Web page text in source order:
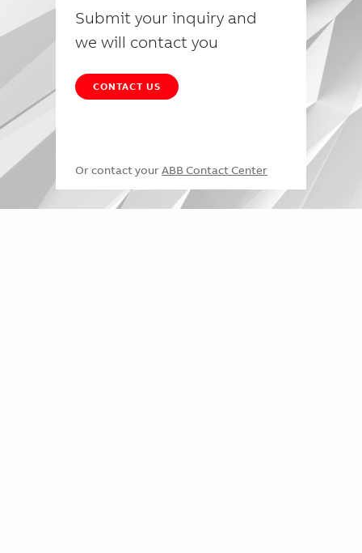
Submit your inquiry and
we will contact you
CONTACT US
Or contact your ABB Contact Center